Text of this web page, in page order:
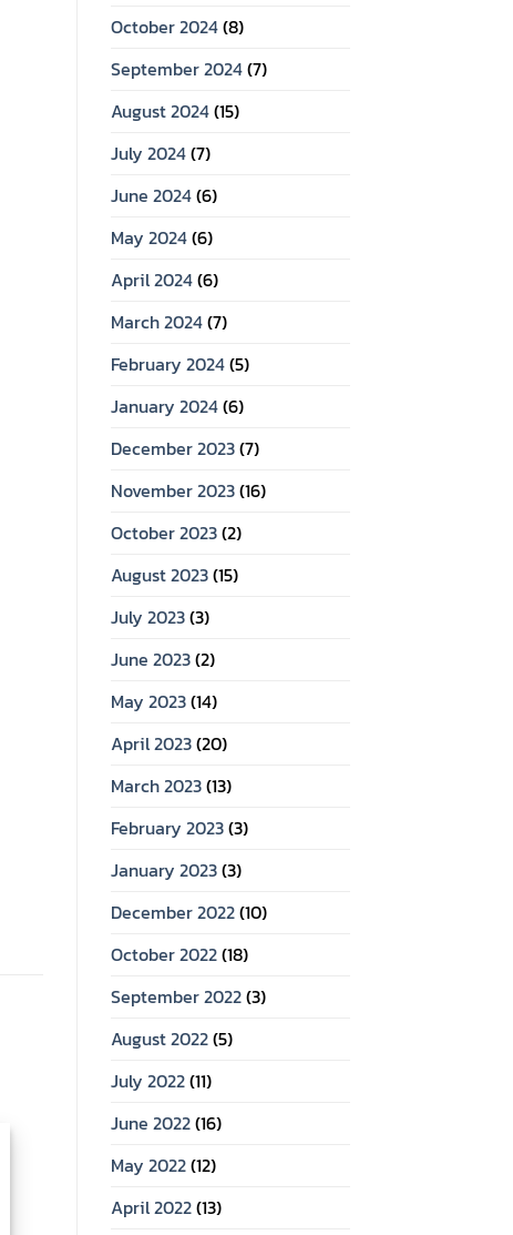
October 2024(8)
September 2024(7)
August 2024(15)
July 2024(7)
June 2024(6)
May 2024(6)
April 2024(6)
March 2024(7)
February 2024(5)
January 2024(6)
December 2023(7)
November 2023(16)
October 2023(2)
August 2023(15)
July 2023(3)
June 2023(2)
May 2023(14)
April 2023(20)
March 2023(13)
February 2023(3)
January 2023(3)
December 2022(10)
October 2022(18)
September 2022(3)
August 2022(5)
July 2022(11)
June 2022(16)
May 2022(12)
April 2022(13)